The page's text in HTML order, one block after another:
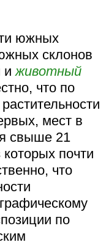
южных
склонов
иживотный
что по
мест в
свыше 21
почти
что
по